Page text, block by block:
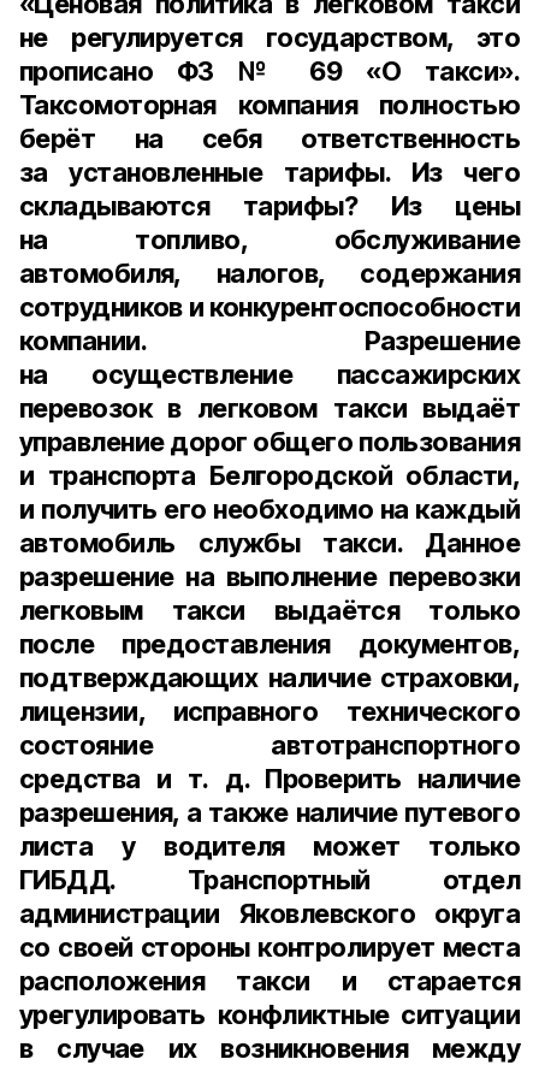
не регулируется государством, это
прописано ФЗ № 69 «О такси».
Таксомоторная компания полностью
берёт на себя ответственность
за установленные тарифы. Из чего
складываются тарифы? Из цены
на топливо, обслуживание
автомобиля, налогов, содержания
сотрудников и конкурентоспособности
компании. Разрешение
на осуществление пассажирских
перевозок в легковом такси выдаёт
управление дорог общего пользования
и транспорта Белгородской области,
и получить его необходимо на каждый
автомобиль службы такси. Данное
разрешение на выполнение перевозки
легковым такси выдаётся только
после предоставления документов,
подтверждающих наличие страховки,
лицензии, исправного технического
состояние автотранспортного
средства и т. д. Проверить наличие
разрешения, а также наличие путевого
листа у водителя может только
ГИБДД. Транспортный отдел
администрации Яковлевского округа
со своей стороны контролирует места
расположения такси и старается
урегулировать конфликтные ситуации
в случае их возникновения между